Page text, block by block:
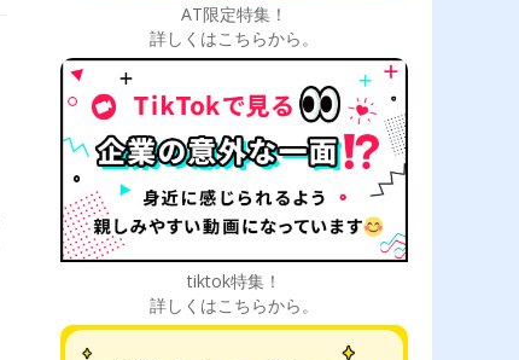
AT限定特集！
詳しくはこちらから。
tiktok特集！
詳しくはこちらから。